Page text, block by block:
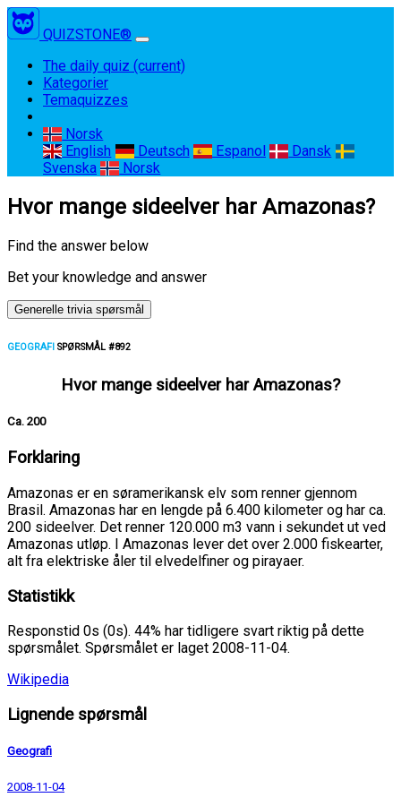
QUIZSTONE®
The daily quiz (current)
Kategorier
Temaquizzes
Norsk
English
Deutsch Espanol
Dansk
Svenska
Norsk
Hvor mange sideelver har Amazonas?
Find the answer below
Bet your knowledge and answer
Generelle trivia spørsmål
GEOGRAFI SPØRSMÅL #892
Hvor mange sideelver har Amazonas?
Ca. 200
Forklaring
Amazonas er en søramerikansk elv som renner gjennom
Brasil. Amazonas har en lengde på 6.400 kilometer og har ca.
200 sideelver. Det renner 120.000 m3 vann i sekundet ut ved
Amazonas utløp. I Amazonas lever det over 2.000 fiskearter,
alt fra elektriske åler til elvedelfiner og pirayaer.
Statistikk
Responstid 0s (0s). 44% har tidligere svart riktig på dette
spørsmålet. Spørsmålet er laget 2008-11-04.
Wikipedia
Lignende spørsmål
Geografi
2008-11-04